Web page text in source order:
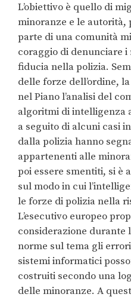
L’obiettivo è quello di
minoranze e le autorità,
parte di una comunità
coraggio di denunciare
fiducia nella polizia.
delle forze dell’ordine,
nel Piano l’analisi del
algoritmi di intelligenza
a seguito di alcuni casi
dalla polizia hanno
appartenenti alle
poi essere smentiti, si è
sul modo in cui
le forze di polizia nella
L’esecutivo europeo
considerazione durante
norme sul tema gli
sistemi informatici
costruiti secondo una
delle minoranze. A